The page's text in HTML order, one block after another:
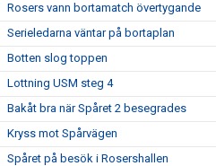
Rosers vann bortamatch övertygande
Serieledarna väntar på bortaplan
Botten slog toppen
Lottning USM steg 4
Bakåt bra när Spåret 2 besegrades
Kryss mot Spårvägen
Spåret på besök i Rosershallen